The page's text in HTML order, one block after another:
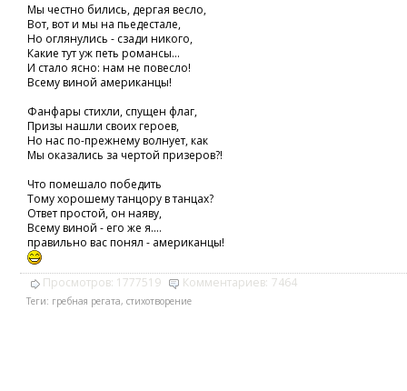
Мы честно бились, дергая весло,
Вот, вот и мы на пьедестале,
Но оглянулись - сзади никого,
Какие тут уж петь романсы...
И стало ясно: нам не повесло!
Всему виной американцы!
Фанфары стихли, спущен флаг,
Призы нашли своих героев,
Но нас по-прежнему волнует, как
Мы оказались за чертой призеров?!
Что помешало победить
Тому хорошему танцору в танцах?
Ответ простой, он наяву,
Всему виной - его же я....
правильно вас понял - американцы!
Просмотров: 1777519 Комментариев: 7464
Теги: гребная регата, стихотворение